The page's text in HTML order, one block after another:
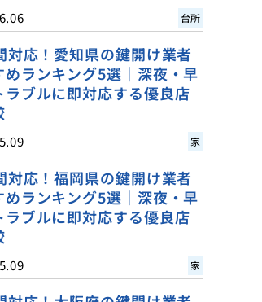
台所
対応！愛知県の鍵開け業者
めランキング5選｜深夜・早
ラブルに即対応する優良店
家
対応！福岡県の鍵開け業者
めランキング5選｜深夜・早
ラブルに即対応する優良店
家